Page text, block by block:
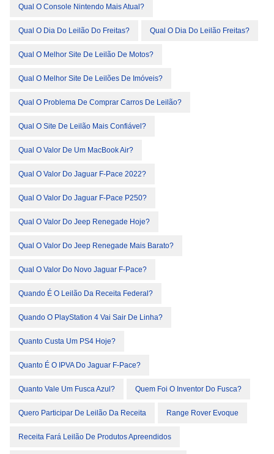
Qual O Console Nintendo Mais Atual?
Qual O Dia Do Leilão Do Freitas? Qual O Dia Do Leilão Freitas?
Qual O Melhor Site De Leilão De Motos?
Qual O Melhor Site De Leilões De Imóveis?
Qual O Problema De Comprar Carros De Leilão?
Qual O Site De Leilão Mais Confiável?
Qual O Valor De Um MacBook Air?
Qual O Valor Do Jaguar F-Pace 2022?
Qual O Valor Do Jaguar F-Pace P250?
Qual O Valor Do Jeep Renegade Hoje?
Qual O Valor Do Jeep Renegade Mais Barato?
Qual O Valor Do Novo Jaguar F-Pace?
Quando É O Leilão Da Receita Federal?
Quando O PlayStation 4 Vai Sair De Linha?
Quanto Custa Um PS4 Hoje?
Quanto É O IPVA Do Jaguar F-Pace?
Quanto Vale Um Fusca Azul? Quem Foi O Inventor Do Fusca?
Quero Participar De Leilão Da Receita Range Rover Evoque
Receita Fará Leilão De Produtos Apreendidos